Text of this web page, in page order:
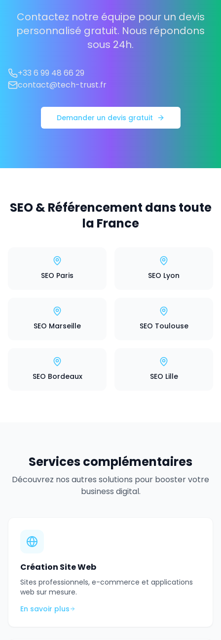
Contactez notre équipe pour un devis
personnalisé gratuit. Nous répondons
sous 24h.
+33 6 99 48 66 29
contact@tech-trust.fr
Demander un devis gratuit
SEO & Référencement dans toute
la France
SEO Paris SEO Lyon
SEO Marseille SEO Toulouse
SEO Bordeaux SEO Lille
Services complémentaires
Découvrez nos autres solutions pour booster votre
business digital.
Création Site Web
Sites professionnels, e-commerce et applications
web sur mesure.
En savoir plus